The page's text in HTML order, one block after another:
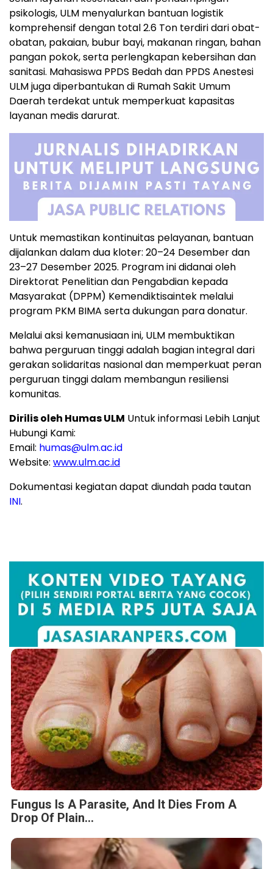
psikologis, ULM menyalurkan bantuan logistik
komprehensif dengan total 2.6 Ton terdiri dari obat-
obatan, pakaian, bubur bayi, makanan ringan, bahan
pangan pokok, serta perlengkapan kebersihan dan
sanitasi. Mahasiswa PPDS Bedah dan PPDS Anestesi
ULM juga diperbantukan di Rumah Sakit Umum
Daerah terdekat untuk memperkuat kapasitas
layanan medis darurat.
Untuk memastikan kontinuitas pelayanan, bantuan
dijalankan dalam dua kloter: 20–24 Desember dan
23–27 Desember 2025. Program ini didanai oleh
Direktorat Penelitian dan Pengabdian kepada
Masyarakat (DPPM) Kemendiktisaintek melalui
program PKM BIMA serta dukungan para donatur.
Melalui aksi kemanusiaan ini, ULM membuktikan
bahwa perguruan tinggi adalah bagian integral dari
gerakan solidaritas nasional dan memperkuat peran
perguruan tinggi dalam membangun resiliensi
komunitas.
Dirilis oleh Humas ULM Untuk informasi Lebih Lanjut
Hubungi Kami:
Email: humas@ulm.ac.id
Website: www.ulm.ac.id
Dokumentasi kegiatan dapat diundah pada tautan
INI.
Fungus Is A Parasite, And It Dies From A
Drop Of Plain...